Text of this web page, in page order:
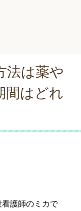
法は薬や
間はどれ
護師のミカで